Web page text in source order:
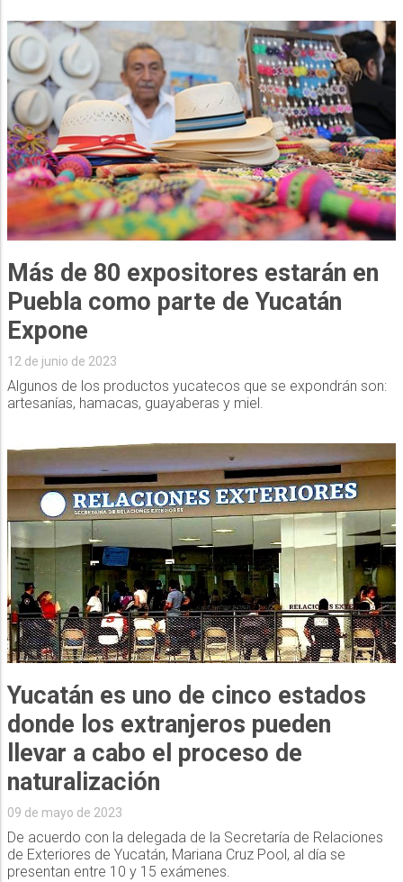
Más de 80 expositores estarán en
Puebla como parte de Yucatán
Expone
12 de junio de 2023
Algunos de los productos yucatecos que se expondrán son:
artesanías, hamacas, guayaberas y miel.
Yucatán es uno de cinco estados
donde los extranjeros pueden
llevar a cabo el proceso de
naturalización
09 de mayo de 2023
De acuerdo con la delegada de la Secretaría de Relaciones
de Exteriores de Yucatán, Mariana Cruz Pool, al día se
presentan entre 10 y 15 exámenes.